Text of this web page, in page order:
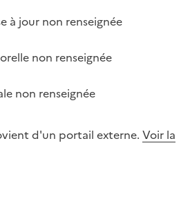
à jour non renseignée
non renseignée
non renseignée
d'un portail externe. Voir la